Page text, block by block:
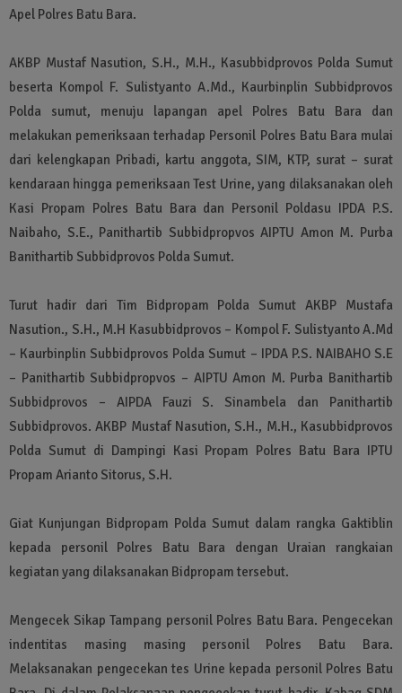
Apel Polres Batu Bara.
AKBP Mustaf Nasution, S.H., M.H., Kasubbidprovos Polda Sumut
beserta Kompol F. Sulistyanto A.Md., Kaurbinplin Subbidprovos
Polda sumut, menuju lapangan apel Polres Batu Bara dan
melakukan pemeriksaan terhadap Personil Polres Batu Bara mulai
dari kelengkapan Pribadi, kartu anggota, SIM, KTP, surat – surat
kendaraan hingga pemeriksaan Test Urine, yang dilaksanakan oleh
Kasi Propam Polres Batu Bara dan Personil Poldasu IPDA P.S.
Naibaho, S.E., Panithartib Subbidpropvos AIPTU Amon M. Purba
Banithartib Subbidprovos Polda Sumut.
Turut hadir dari Tim Bidpropam Polda Sumut AKBP Mustafa
Nasution., S.H., M.H Kasubbidprovos – Kompol F. Sulistyanto A.Md
– Kaurbinplin Subbidprovos Polda Sumut – IPDA P.S. NAIBAHO S.E
– Panithartib Subbidpropvos – AIPTU Amon M. Purba Banithartib
Subbidprovos – AIPDA Fauzi S. Sinambela dan Panithartib
Subbidprovos. AKBP Mustaf Nasution, S.H., M.H., Kasubbidprovos
Polda Sumut di Dampingi Kasi Propam Polres Batu Bara IPTU
Propam Arianto Sitorus, S.H.
Giat Kunjungan Bidpropam Polda Sumut dalam rangka Gaktiblin
kepada personil Polres Batu Bara dengan Uraian rangkaian
kegiatan yang dilaksanakan Bidpropam tersebut.
Mengecek Sikap Tampang personil Polres Batu Bara. Pengecekan
indentitas masing masing personil Polres Batu Bara.
Melaksanakan pengecekan tes Urine kepada personil Polres Batu